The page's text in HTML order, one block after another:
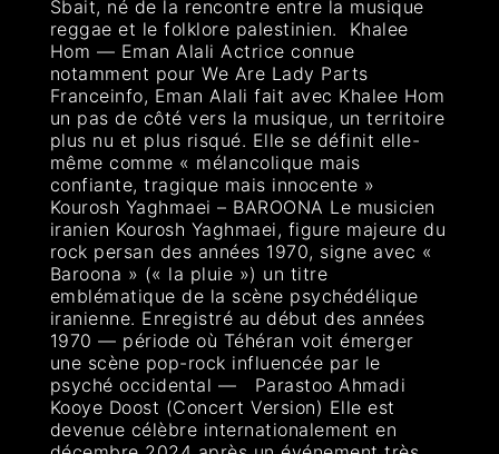
Sbait, né de la rencontre entre la musique
reggae et le folklore palestinien. Khalee
Hom — Eman Alali Actrice connue
notamment pour We Are Lady Parts
Franceinfo, Eman Alali fait avec Khalee Hom
un pas de côté vers la musique, un territoire
plus nu et plus risqué. Elle se définit elle-
même comme « mélancolique mais
confiante, tragique mais innocente »
Kourosh Yaghmaei – BAROONA Le musicien
iranien Kourosh Yaghmaei, figure majeure du
rock persan des années 1970, signe avec «
Baroona » (« la pluie ») un titre
emblématique de la scène psychédélique
iranienne. Enregistré au début des années
1970 — période où Téhéran voit émerger
une scène pop-rock influencée par le
psyché occidental — Parastoo Ahmadi
Kooye Doost (Concert Version) Elle est
devenue célèbre internationalement en